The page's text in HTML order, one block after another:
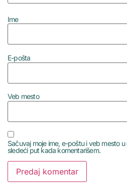
Ime
E-pošta
Veb mesto
Sačuvaj moje ime, e-poštu i veb mesto
sledeći put kada komentarišem.